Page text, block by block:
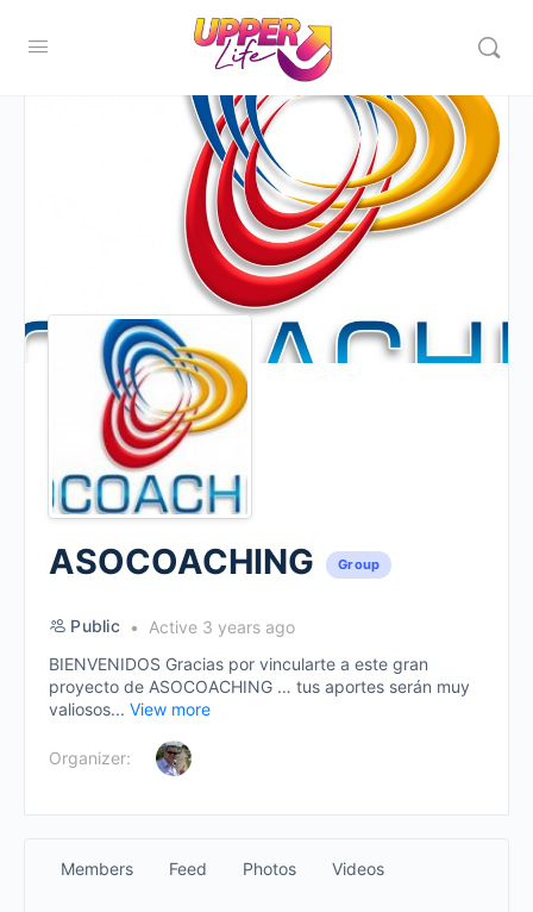
ASOCOACHING Group
Public
Active 3 years ago
BIENVENIDOS Gracias por vincularte a este gran
proyecto de ASOCOACHING … tus aportes serán muy
valiosos... View more
Organizer:
Members Feed Photos Videos